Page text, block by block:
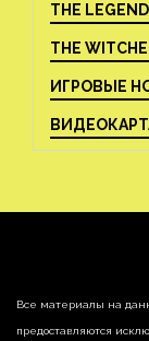
THE
THE
ИГРОВЫЕ
Все материалы на
предоставляются